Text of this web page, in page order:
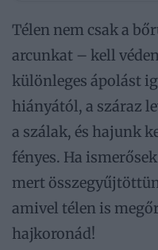
Télen nem csak a
arcunkat – kell
különleges ápolást
hiányától, a száraz
a szálak, és hajunk
fényes. Ha
mert
amivel télen is
hajkoronád!